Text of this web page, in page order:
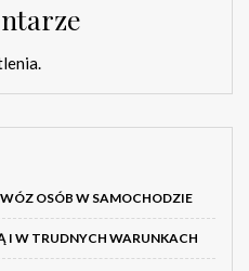
OSÓB W SAMOCHODZIE
I W TRUDNYCH WARUNKACH